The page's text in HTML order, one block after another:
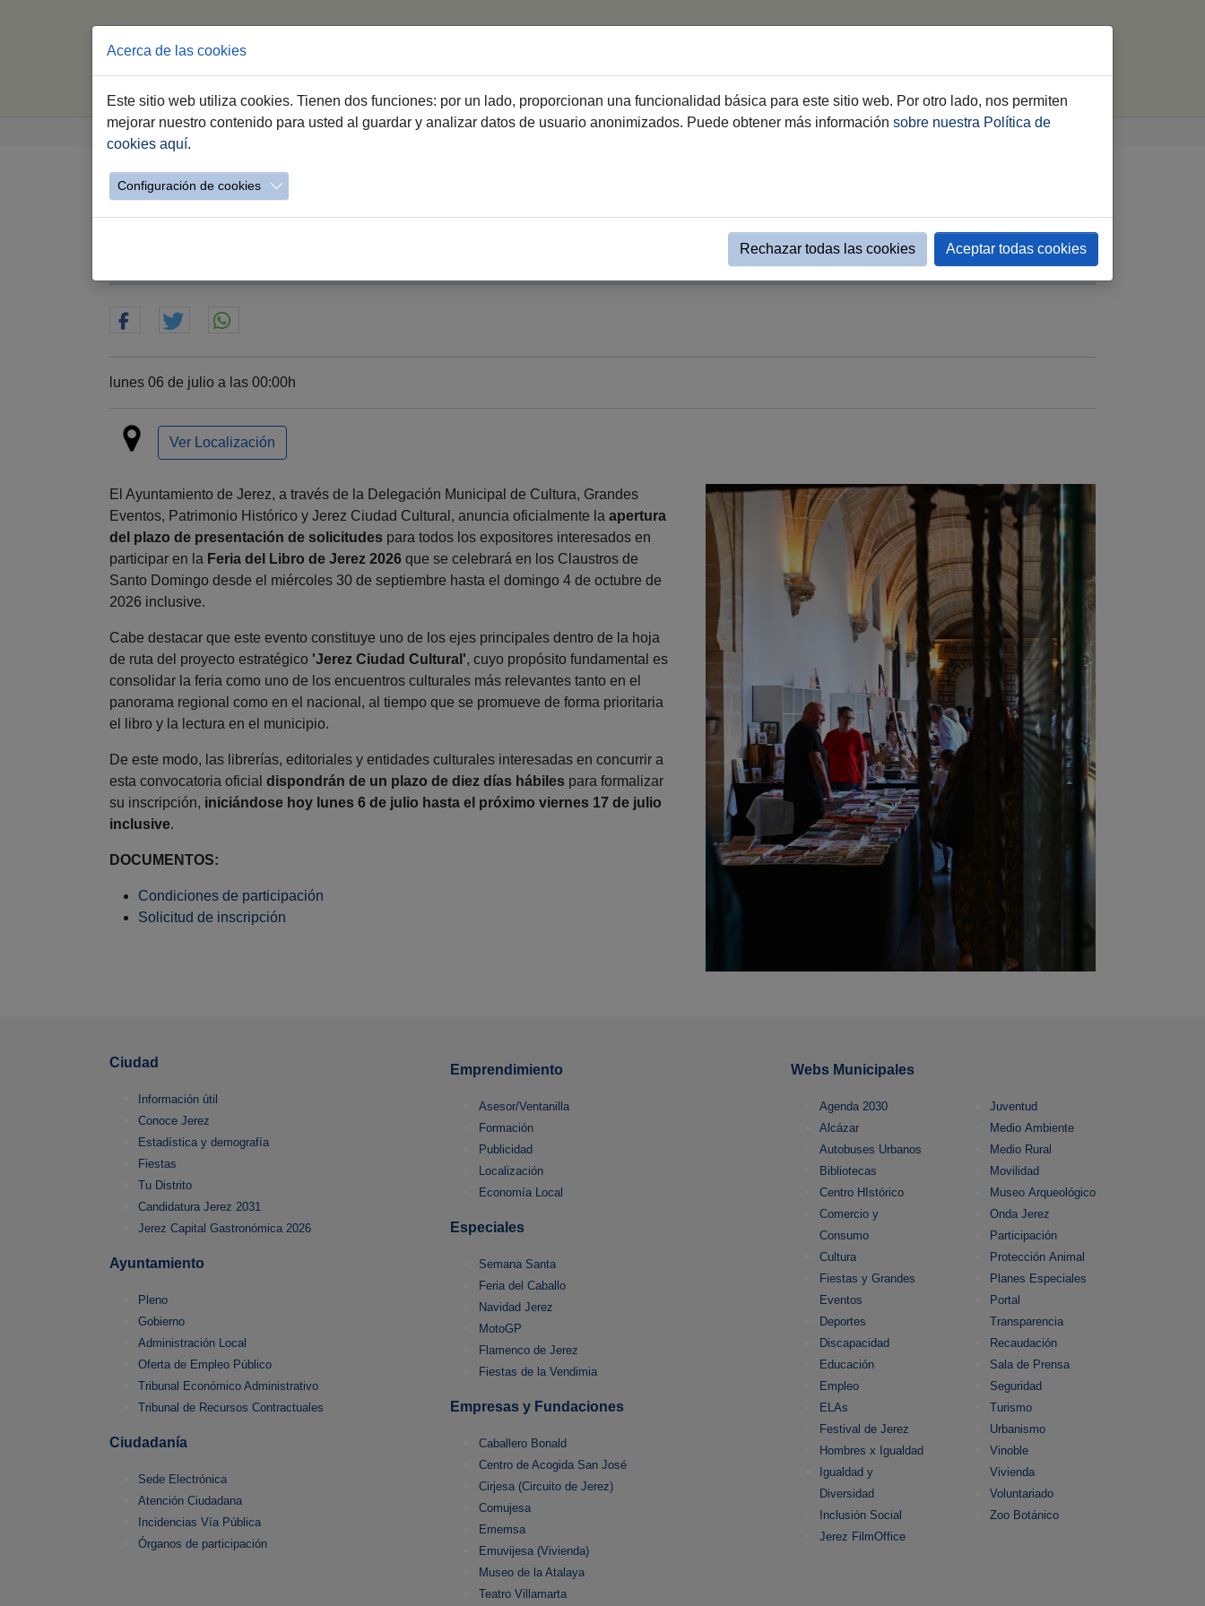
Jerez.es Webs Municipales Fiestas y Grandes Eventos Detalle grandes eventos
Participación Feria del Libro 2026
lunes 06 de julio a las 00:00h
Ver Localización
El Ayuntamiento de Jerez, a través de la Delegación Municipal de Cultura, Grandes
Eventos, Patrimonio Histórico y Jerez Ciudad Cultural, anuncia oficialmente la apertura
del plazo de presentación de solicitudes para todos los expositores interesados en
participar en la Feria del Libro de Jerez 2026 que se celebrará en los Claustros de
Santo Domingo desde el miércoles 30 de septiembre hasta el domingo 4 de octubre de
2026 inclusive.
Cabe destacar que este evento constituye uno de los ejes principales dentro de la hoja
de ruta del proyecto estratégico 'Jerez Ciudad Cultural', cuyo propósito fundamental es
consolidar la feria como uno de los encuentros culturales más relevantes tanto en el
panorama regional como en el nacional, al tiempo que se promueve de forma prioritaria
el libro y la lectura en el municipio.
De este modo, las librerías, editoriales y entidades culturales interesadas en concurrir a
esta convocatoria oficial dispondrán de un plazo de diez días hábiles para formalizar
su inscripción, iniciándose hoy lunes 6 de julio hasta el próximo viernes 17 de julio
inclusive.
DOCUMENTOS:
Condiciones de participación
Solicitud de inscripción
Ciudad
Información útil
Conoce Jerez
Estadística y demografía
Fiestas
Tu Distrito
Candidatura Jerez 2031
Jerez Capital Gastronómica 2026
Ayuntamiento
Pleno
Gobierno
Administración Local
Oferta de Empleo Público
Tribunal Económico Administrativo
Tribunal de Recursos Contractuales
Ciudadanía
Sede Electrónica
Atención Ciudadana
Incidencias Vía Pública
Órganos de participación
Emprendimiento
Asesor/Ventanilla
Formación
Publicidad
Localización
Economía Local
Especiales
Semana Santa
Feria del Caballo
Navidad Jerez
MotoGP
Flamenco de Jerez
Fiestas de la Vendimia
Empresas y Fundaciones
Caballero Bonald
Centro de Acogida San José
Cirjesa (Circuito de Jerez)
Comujesa
Ememsa
Emuvijesa (Vivienda)
Museo de la Atalaya
Teatro Villamarta
Webs Municipales
Agenda 2030
Alcázar
Autobuses Urbanos
Bibliotecas
Centro HIstórico
Comercio y
Consumo
Cultura
Fiestas y Grandes
Eventos
Deportes
Discapacidad
Educación
Empleo
ELAs
Festival de Jerez
Hombres x Igualdad
Igualdad y
Diversidad
Inclusión Social
Jerez FilmOffice
Juventud
Medio Ambiente
Medio Rural
Movilidad
Museo Arqueológico
Onda Jerez
Participación
Protección Animal
Planes Especiales
Portal
Transparencia
Recaudación
Sala de Prensa
Seguridad
Turismo
Urbanismo
Vinoble
Vivienda
Voluntariado
Zoo Botánico
Acerca de las cookies
Este sitio web utiliza cookies. Tienen dos funciones: por un lado, proporcionan una funcionalidad básica para este sitio web. Por otro lado, nos permiten
mejorar nuestro contenido para usted al guardar y analizar datos de usuario anonimizados. Puede obtener más información sobre nuestra Política de
cookies aquí.
Configuración de cookies
Rechazar todas las cookies Aceptar todas cookies